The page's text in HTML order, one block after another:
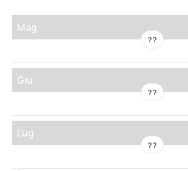
Mag
??
Giu
??
Lug
??